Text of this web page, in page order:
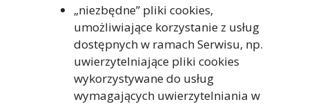
„niezbędne” pliki cookies,
umożliwiające korzystanie z usług
dostępnych w ramach Serwisu, np.
uwierzytelniające pliki cookies
wykorzystywane do usług
wymagających uwierzytelniania w